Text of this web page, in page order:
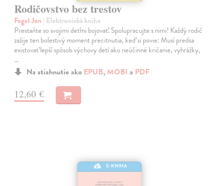
Rodičovstvo bez trestov
Fogel Jon | Elektronická kniha
Prestaňte so svojimi deťmi bojovať. Spolupracujte s nimi! Každý rodič
zažije ten bolestivý moment precitnutia, keď si povie: Musí predsa
existovať lepší spôsob výchovy detí ako neúčinné kričanie, vyhrážky,
…
Na stiahnutie ako EPUB, MOBI a PDF
12,60 €
E-KNIHA